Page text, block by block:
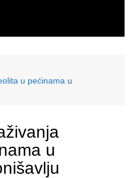
u pećinama u
u